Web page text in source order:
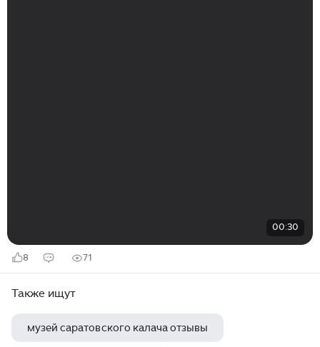
00:30
8 71
Также ищут
музей саратовского калача отзывы